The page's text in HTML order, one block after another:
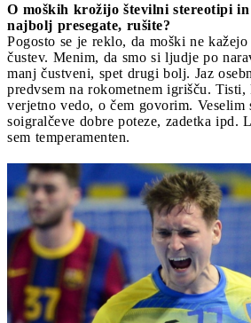
O moških krožijo številni stereotipi
najbolj presegate, rušite?
Pogosto se je reklo, da moški ne
čustev. Menim, da smo si ljudje po
manj čustveni, spet drugi bolj. Jaz
predvsem na rokometnem igrišču.
verjetno vedo, o čem govorim. Veselim
soigralčeve dobre poteze, zadetka ipd.
sem temperamenten.